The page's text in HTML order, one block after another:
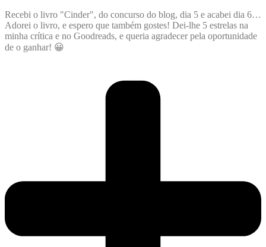
Recebi o livro "Cinder", do concurso do blog, dia 5 e acabei dia 6…
Adorei o livro, e espero que também gostes! Dei-lhe 5 estrelas na
minha crítica e no Goodreads, e queria agradecer pela oportunidade
de o ganhar! 😀